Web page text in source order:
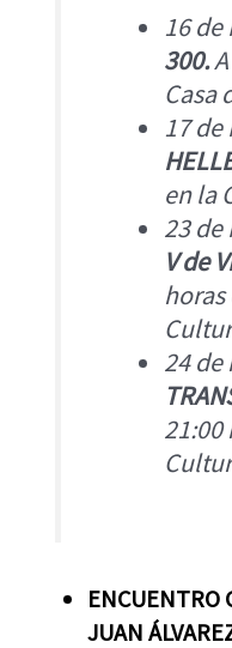
16 de
300.
Casa
17 de
en la
23 de
V de
horas
24
21:00
ENCUENTRO
JUAN